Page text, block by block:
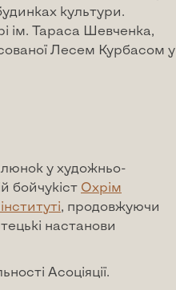
культури.
ім. Тараса Шевченка,
Лесем Курбасом у
у художньо-
бойчукіст Охрім
, продовжуючи
настанови
Асоціяції.